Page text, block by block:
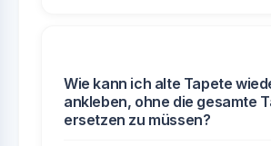
Wie kann ich alte Tapete
ankleben, ohne die gesamte
ersetzen zu müssen?